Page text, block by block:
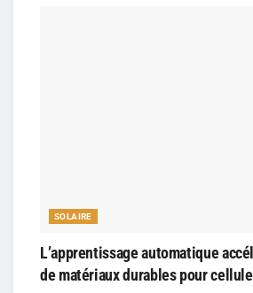
SOLAIRE
L’apprentissage automatique
de matériaux durables pour